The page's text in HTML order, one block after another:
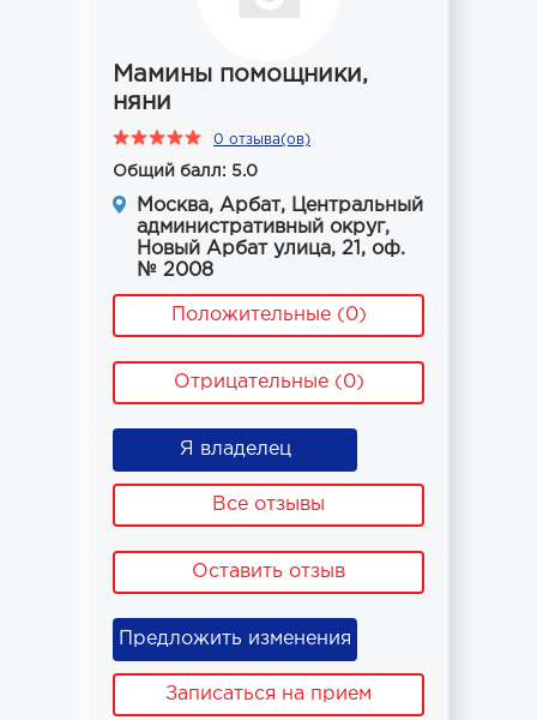
Мамины помощники,
няни
0 отзыва(ов)
Общий балл: 5.0
Москва, Арбат, Центральный
административный округ,
Новый Арбат улица, 21, оф.
№ 2008
Положительные (0)
Отрицательные (0)
Я владелец
Все отзывы
Оставить отзыв
Предложить изменения
Записаться на прием